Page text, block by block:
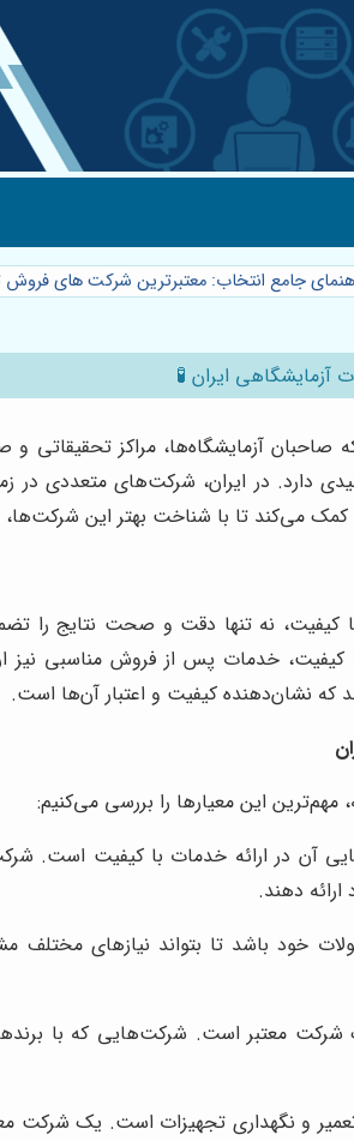
جامع انتخاب: معتبرترین شرکت های فروش
ایران 🧪
آزمایشگاه‌ها، مراکز تحقیقاتی و
دارد. در ایران، شرکت‌های متعددی در
می‌کند تا با شناخت بهتر این شرکت‌ها،
نه تنها دقت و صحت نتایج را
کیفیت، خدمات پس از فروش مناسبی
که نشان‌دهنده کیفیت و اعتبار آن‌ها است.
مهم‌ترین این معیارها را بررسی می‌کنیم:
آن در ارائه خدمات با کیفیت است.
دهند.
خود باشد تا بتواند نیازهای مختلف
معتبر است. شرکت‌هایی که با
و نگهداری تجهیزات است. یک شرکت